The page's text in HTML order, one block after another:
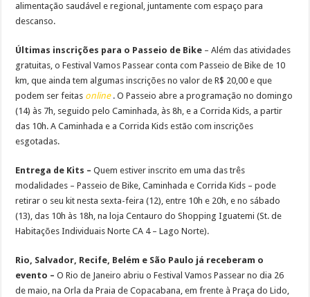
alimentação saudável e regional, juntamente com espaço para
descanso.
Últimas inscrições para o Passeio de Bike – Além das atividades
gratuitas, o Festival Vamos Passear conta com Passeio de Bike de 10
km, que ainda tem algumas inscrições no valor de R$ 20,00 e que
podem ser feitas online. O Passeio abre a programação no domingo
(14) às 7h, seguido pelo Caminhada, às 8h, e a Corrida Kids, a partir
das 10h. A Caminhada e a Corrida Kids estão com inscrições
esgotadas.
Entrega de Kits – Quem estiver inscrito em uma das três
modalidades – Passeio de Bike, Caminhada e Corrida Kids – pode
retirar o seu kit nesta sexta-feira (12), entre 10h e 20h, e no sábado
(13), das 10h às 18h, na loja Centauro do Shopping Iguatemi (St. de
Habitações Individuais Norte CA 4 – Lago Norte).
Rio, Salvador, Recife, Belém e São Paulo já receberam o
evento – O Rio de Janeiro abriu o Festival Vamos Passear no dia 26
de maio, na Orla da Praia de Copacabana, em frente à Praça do Lido,